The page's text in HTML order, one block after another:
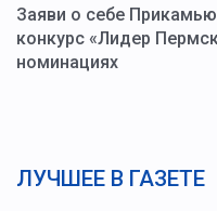
Заяви о себе
конкурс «Лидер
номинациях
ЛУЧШЕЕ В ГАЗЕТЕ